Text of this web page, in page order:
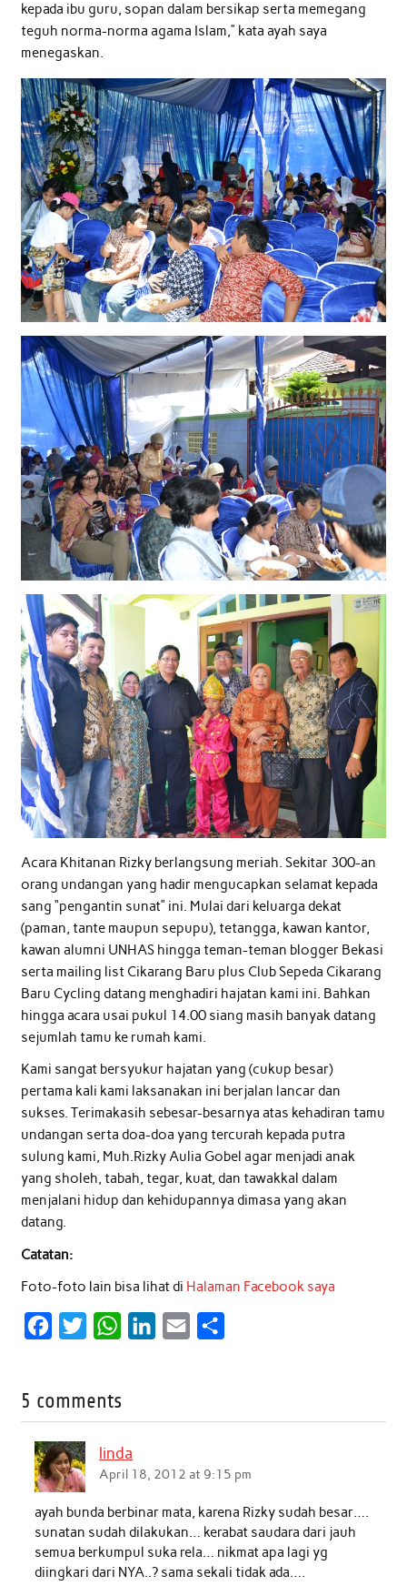
kepada ibu guru, sopan dalam bersikap serta memegang
teguh norma-norma agama Islam,” kata ayah saya
menegaskan.
Acara Khitanan Rizky berlangsung meriah. Sekitar 300-an
orang undangan yang hadir mengucapkan selamat kepada
sang “pengantin sunat” ini. Mulai dari keluarga dekat
(paman, tante maupun sepupu), tetangga, kawan kantor,
kawan alumni UNHAS hingga teman-teman blogger Bekasi
serta mailing list Cikarang Baru plus Club Sepeda Cikarang
Baru Cycling datang menghadiri hajatan kami ini. Bahkan
hingga acara usai pukul 14.00 siang masih banyak datang
sejumlah tamu ke rumah kami.
Kami sangat bersyukur hajatan yang (cukup besar)
pertama kali kami laksanakan ini berjalan lancar dan
sukses. Terimakasih sebesar-besarnya atas kehadiran tamu
undangan serta doa-doa yang tercurah kepada putra
sulung kami, Muh.Rizky Aulia Gobel agar menjadi anak
yang sholeh, tabah, tegar, kuat, dan tawakkal dalam
menjalani hidup dan kehidupannya dimasa yang akan
datang.
Catatan:
Foto-foto lain bisa lihat di Halaman Facebook saya
e
o
o
k
t
W
t
A
p
n
5 comments
linda
April 18, 2012 at 9:15 pm
ayah bunda berbinar mata, karena Rizky sudah besar….
sunatan sudah dilakukan… kerabat saudara dari jauh
semua berkumpul suka rela… nikmat apa lagi yg
diingkari dari NYA..? sama sekali tidak ada….